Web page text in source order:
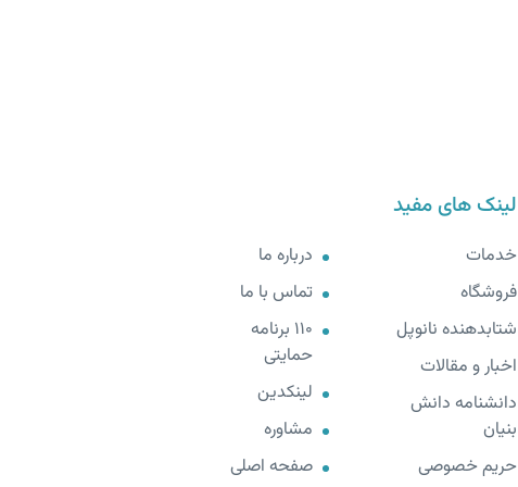
لینک های مفید
خدمات
فروشگاه
شتابدهنده نانوپل
اخبار و مقالات
دانشنامه دانش
بنیان
حریم خصوصی
درباره ما
تماس با ما
110 برنامه
حمایتی
لینکدین
مشاوره
صفحه اصلی